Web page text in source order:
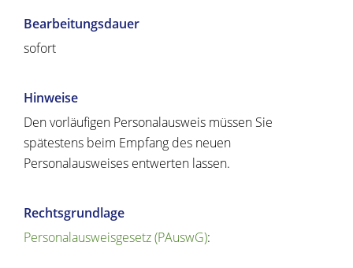
Bearbeitungsdauer
sofort
Hinweise
Den vorläufigen Personalausweis müssen Sie
spätestens beim Empfang des neuen
Personalausweises entwerten lassen.
Rechtsgrundlage
Personalausweisgesetz (PAuswG):